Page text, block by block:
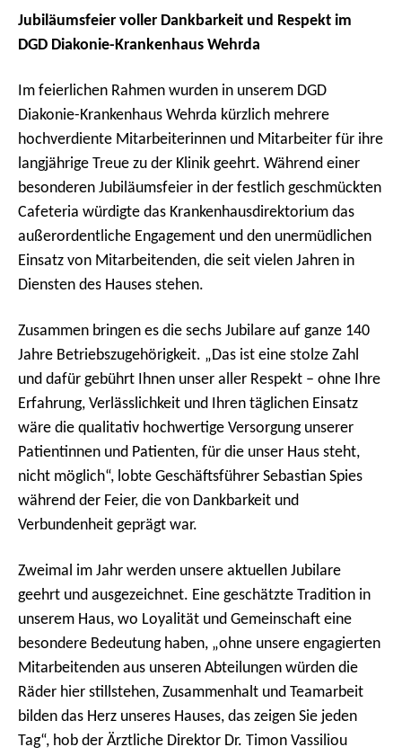
Jubiläumsfeier voller Dankbarkeit und Respekt im
DGD Diakonie-Krankenhaus Wehrda
Im feierlichen Rahmen wurden in unserem DGD
Diakonie-Krankenhaus Wehrda kürzlich mehrere
hochverdiente Mitarbeiterinnen und Mitarbeiter für ihre
langjährige Treue zu der Klinik geehrt. Während einer
besonderen Jubiläumsfeier in der festlich geschmückten
Cafeteria würdigte das Krankenhausdirektorium das
außerordentliche Engagement und den unermüdlichen
Einsatz von Mitarbeitenden, die seit vielen Jahren in
Diensten des Hauses stehen.
Zusammen bringen es die sechs Jubilare auf ganze 140
Jahre Betriebszugehörigkeit. „Das ist eine stolze Zahl
und dafür gebührt Ihnen unser aller Respekt – ohne Ihre
Erfahrung, Verlässlichkeit und Ihren täglichen Einsatz
wäre die qualitativ hochwertige Versorgung unserer
Patientinnen und Patienten, für die unser Haus steht,
nicht möglich“, lobte Geschäftsführer Sebastian Spies
während der Feier, die von Dankbarkeit und
Verbundenheit geprägt war.
Zweimal im Jahr werden unsere aktuellen Jubilare
geehrt und ausgezeichnet. Eine geschätzte Tradition in
unserem Haus, wo Loyalität und Gemeinschaft eine
besondere Bedeutung haben, „ohne unsere engagierten
Mitarbeitenden aus unseren Abteilungen würden die
Räder hier stillstehen, Zusammenhalt und Teamarbeit
bilden das Herz unseres Hauses, das zeigen Sie jeden
Tag“, hob der Ärztliche Direktor Dr. Timon Vassiliou